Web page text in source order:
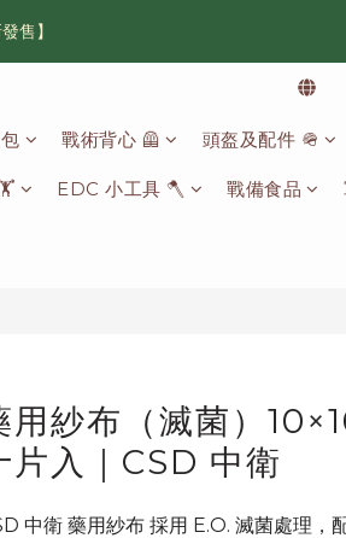
片！
售】
戰術背心 🦺 頭盔及配件 🪖
EDC 小工具 🪓 戰備食品
用紗布（滅菌）
片入｜CSD 中衛
中衛 藥用紗布 採用 E.O. 滅菌處理，